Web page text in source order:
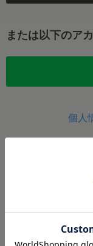
または以下のア
個人
定期的にポイン
イベント開催時は
貯まったポイント